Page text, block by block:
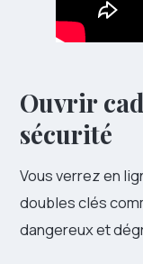
Ouvrir
sécurité
Vous verrez en
doubles clés
dangereux et